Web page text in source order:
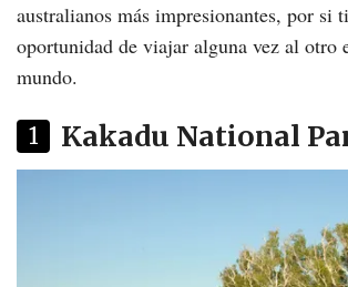
australianos más impresionantes, por si
oportunidad de viajar alguna vez al otro
mundo.
1 Kakadu National